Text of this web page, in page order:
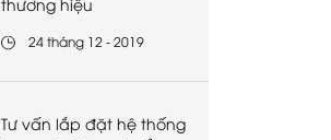
thương hiệu
24 tháng 12 - 2019
Tư vấn lắp đặt hệ thống